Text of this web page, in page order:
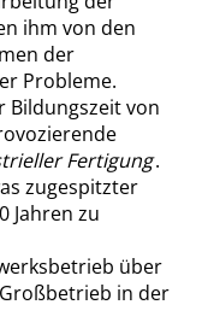
ihm von den
der
Probleme.
Bildungszeit von
Fertigung.
zugespitzter
Jahren zu
über
in der